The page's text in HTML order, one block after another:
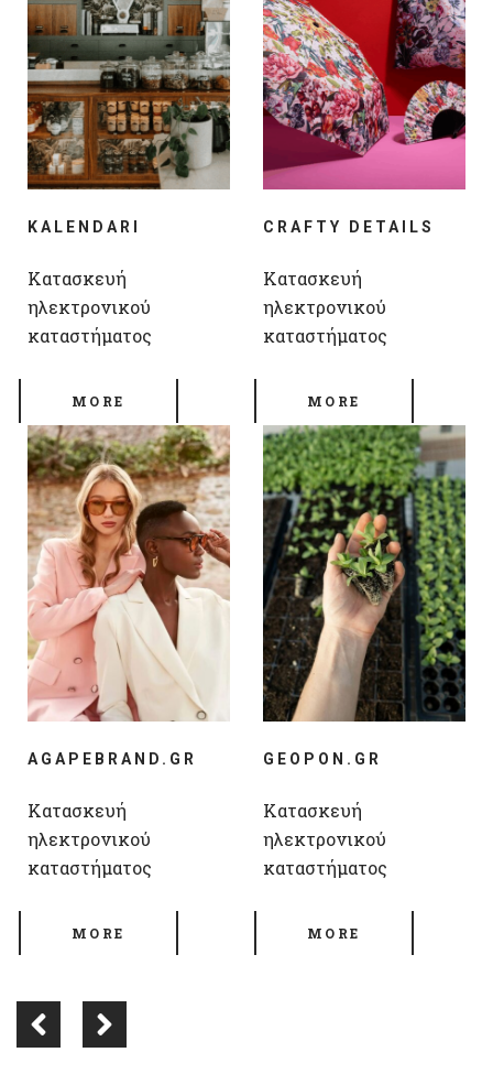
KALENDARI
Κατασκευή
ηλεκτρονικού
καταστήματος
MORE
CRAFTY DETAILS
Κατασκευή
ηλεκτρονικού
καταστήματος
MORE
AGAPEBRAND.GR
Κατασκευή
ηλεκτρονικού
καταστήματος
MORE
GEOPON.GR
Κατασκευή
ηλεκτρονικού
καταστήματος
MORE